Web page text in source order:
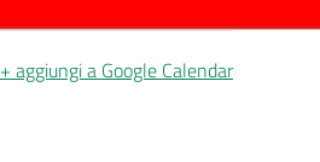
+ aggiungi a Google Calendar